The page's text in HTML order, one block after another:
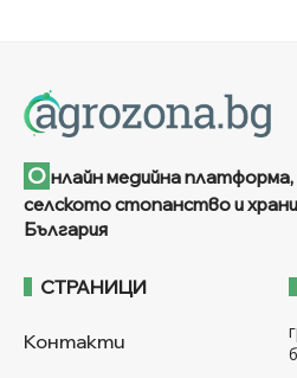
О нлайн медийна
селското стопанство и
България
СТРАНИЦИ
Контакти